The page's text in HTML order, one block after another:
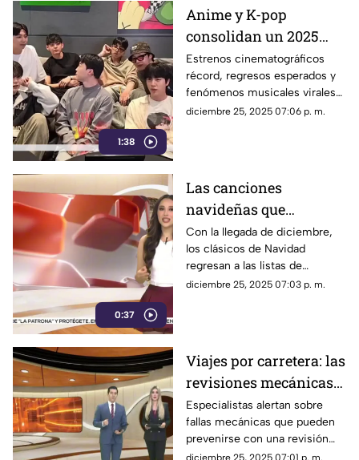
1:38
Anime y K-pop
consolidan un 2025
histórico; así marcaron
el rumbo de la cultura
pop global
Estrenos cinematográficos
récord, regresos esperados y
fenómenos musicales virales
posicionaron al anime y al K-
diciembre 25, 2025 07:06 p. m.
0:37
Las canciones
navideñas que
dominan la temporada
y vuelven a sonar en
todo el mundo | VIDEO
Con la llegada de diciembre,
los clásicos de Navidad
regresan a las listas de
reproducción.
diciembre 25, 2025 07:03 p. m.
Viajes por carretera: las
revisiones mecánicas
que pueden evitar
accidentes
Especialistas alertan sobre
fallas mecánicas que pueden
prevenirse con una revisión
básica del vehículo.
diciembre 25, 2025 07:01 p. m.